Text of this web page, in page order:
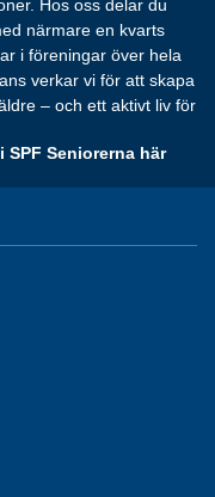
Hos oss delar du
närmare en kvarts
i föreningar över hela
verkar vi för att skapa
– och ett aktivt liv för
SPF Seniorerna här